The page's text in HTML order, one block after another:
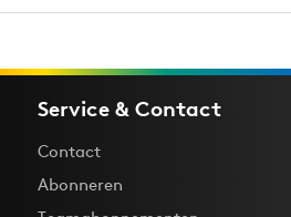
Service & Contact
Contact
Abonneren